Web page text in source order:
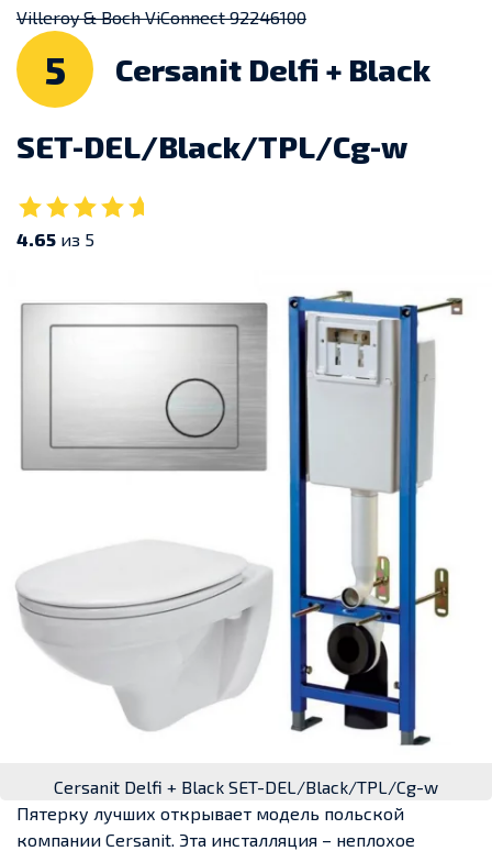
Villeroy & Boch ViConnect 92246100
5 Cersanit Delfi + Black
SET-DEL/Black/TPL/Cg-w
4.65 из 5
Cersanit Delfi + Black SET-DEL/Black/TPL/Cg-w
Пятерку лучших открывает модель польской
компании Cersanit. Эта инсталляция – неплохое